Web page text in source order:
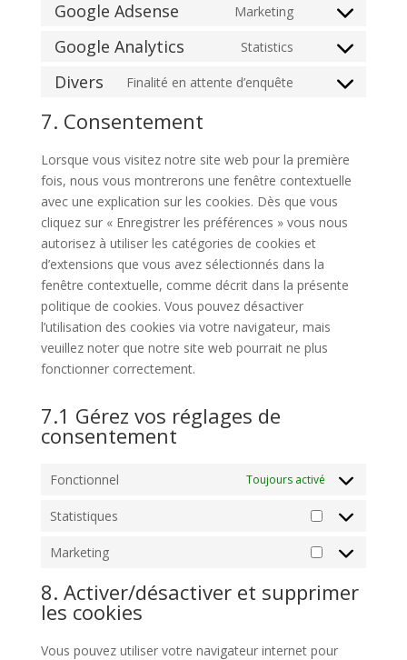
wordpress
Google Adsense Marketing
Consent
google-
Google Analytics Statistics
Consent
Divers Finalité en attente d’enquête
Consent
divers
7. Consentement
Lorsque vous visitez notre site web pour la première
fois, nous vous montrerons une fenêtre contextuelle
avec une explication sur les cookies. Dès que vous
cliquez sur « Enregistrer les préférences » vous nous
autorisez à utiliser les catégories de cookies et
d’extensions que vous avez sélectionnés dans la
fenêtre contextuelle, comme décrit dans la présente
politique de cookies. Vous pouvez désactiver
l’utilisation des cookies via votre navigateur, mais
veuillez noter que notre site web pourrait ne plus
fonctionner correctement.
7.1 Gérez vos réglages de
consentement
Fonctionnel Toujours activé
Statistiques
Statistiques
Marketing
Marketing
8. Activer/désactiver et supprimer
les cookies
Vous pouvez utiliser votre navigateur internet pour